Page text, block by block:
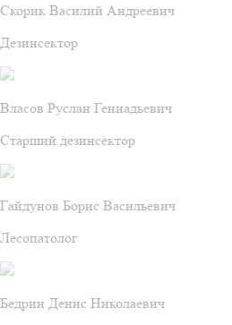
Скорик Василий Андреевич
Дезинсектор
Власов Руслан Геннадьевич
Старший дезинсектор
Гайдунов Борис Васильевич
Лесопатолог
Бедрин Денис Николаевич